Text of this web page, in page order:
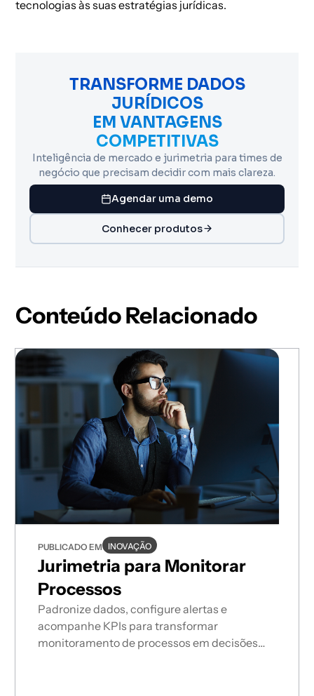
tecnologias às suas estratégias jurídicas.
TRANSFORME DADOS
JURÍDICOS
EM VANTAGENS
COMPETITIVAS
Inteligência de mercado e jurimetria para times de
negócio que precisam decidir com mais clareza.
Agendar uma demo
Conhecer produtos
Conteúdo Relacionado
PUBLICADO EM INOVAÇÃO
Jurimetria para Monitorar
Processos
Padronize dados, configure alertas e
acompanhe KPIs para transformar
monitoramento de processos em decisões